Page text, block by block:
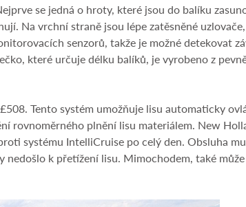
se jedná o hroty, které jsou do balíku
Na vrchní straně jsou lépe zatěsněné
senzorů, takže je možné detekovat
které určuje délku balíků, je vyrobeno z
Tento systém umožňuje lisu automaticky
rovnoměrného plnění lisu materiálem. New
systému IntelliCruise po celý den. Obsluha
k přetížení lisu. Mimochodem, také